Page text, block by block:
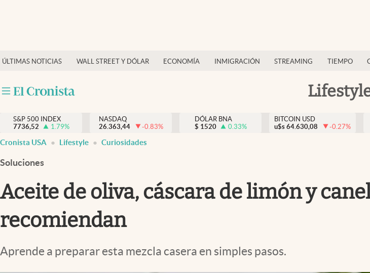
ÚLTIMAS NOTICIAS WALL STREET Y DÓLAR ECONOMÍA INMIGRACIÓN STREAMING TIEMPO
Finanzas y economía
Inmigración
Trending
Streaming
S&P 500 INDEX
7736,52
1.79%
NASDAQ
26.363,44
-0.83%
DÓLAR BNA
$ 1520 0.33%
BITCOIN USD
u$s 64.630,08 -0.27%
Cronista USA Lifestyle Curiosidades
Soluciones
Aceite de oliva, cáscara de limón y
recomiendan
Aprende a preparar esta mezcla casera en simples pasos.